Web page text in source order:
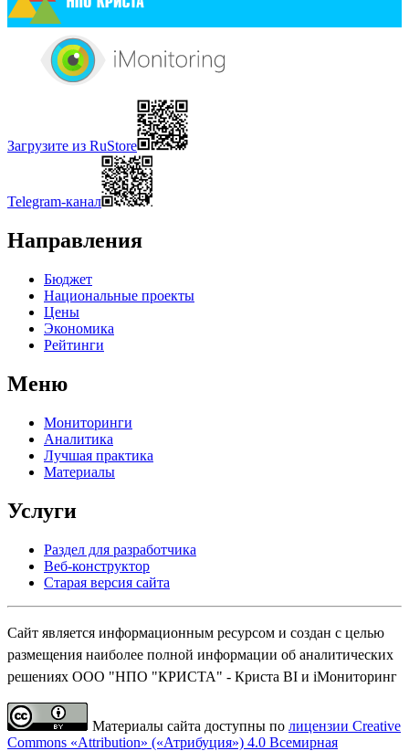
Загрузите из RuStore
Telegram-канал
Направления
Бюджет
Национальные проекты
Цены
Экономика
Рейтинги
Меню
Мониторинги
Аналитика
Лучшая практика
Материалы
Услуги
Раздел для разработчика
Веб-конструктор
Старая версия сайта
Сайт является информационным ресурсом и создан с целью
размещения наиболее полной информации об аналитических
решениях ООО "НПО "КРИСТА" - Криста BI и iМониторинг
Материалы сайта доступны по лицензии Creative
Commons «Attribution» («Атрибуция») 4.0 Всемирная